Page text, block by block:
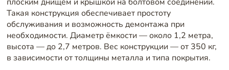
плоским днищем и крышкой на болтовом соединении.
Такая конструкция обеспечивает простоту
обслуживания и возможность демонтажа при
необходимости. Диаметр ёмкости — около 1,2 метра,
высота — до 2,7 метров. Вес конструкции — от 350 кг,
в зависимости от толщины металла и типа покрытия.